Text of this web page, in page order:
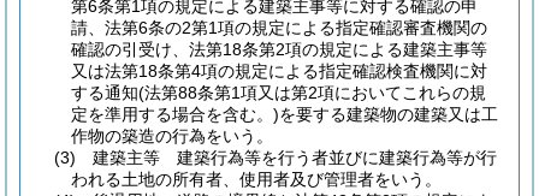
第6条第1項の規定による建築主事等に対する確認の申
請、法第6条の2第1項の規定による指定確認審査機関の
確認の引受け、法第18条第2項の規定による建築主事等
又は法第18条第4項の規定による指定確認検査機関に対
する通知(法第88条第1項又は第2項においてこれらの規
定を準用する場合を含む。)を要する建築物の建築又は工
作物の築造の行為をいう。
(3)
建築主等 建築行為等を行う者並びに建築行為等が行
われる土地の所有者、使用者及び管理者をいう。